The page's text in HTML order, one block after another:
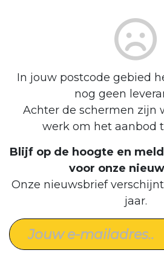
In jouw postcode gebied
nog geen
Achter de schermen zijn
werk om het aanbod
Blijf op de hoogte en
voor onze
Onze nieuwsbrief
jaar.